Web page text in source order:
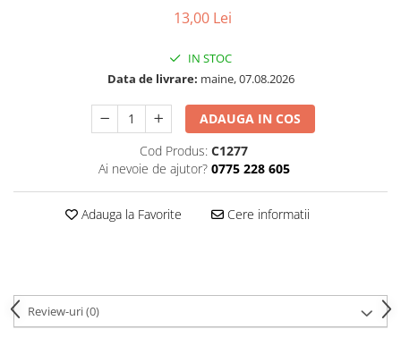
13,00 Lei
IN STOC
Data de livrare: maine, 07.08.2026
ADAUGA IN COS
Cod Produs: C1277
Ai nevoie de ajutor? 0775 228 605
Adauga la Favorite Cere informatii
Review-uri(0)